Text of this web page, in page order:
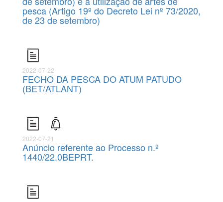
pesca (Artigo 19º do Decreto Lei nº 73/2020,
de 23 de setembro)
2022-07-22
FECHO DA PESCA DO ATUM PATUDO
(BET/ATLANT)
2022-07-21
Anúncio referente ao Processo n.º
1440/22.0BEPRT.